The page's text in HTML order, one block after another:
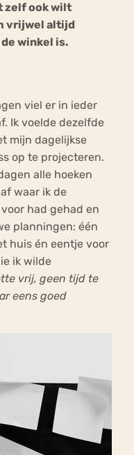
zelf ook wilt
vrijwel altijd
winkel is.
viel er in ieder
Ik voelde dezelfde
mijn dagelijkse
op te projecteren.
alle hoeken
waar ik de
had gehad en
planningen: één
huis én eentje voor
ik wilde
vrij, geen tijd te
eens goed